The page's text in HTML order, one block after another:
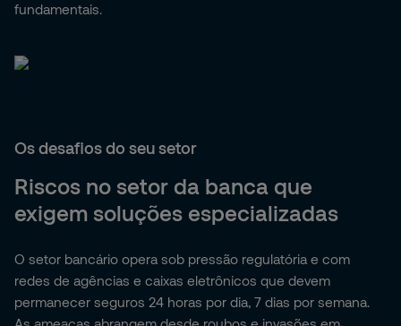
fundamentais.
Os desafios do seu setor
Riscos no setor da banca que
exigem soluções especializadas
O setor bancário opera sob pressão regulatória e com
redes de agências e caixas eletrônicos que devem
permanecer seguros 24 horas por dia, 7 dias por semana.